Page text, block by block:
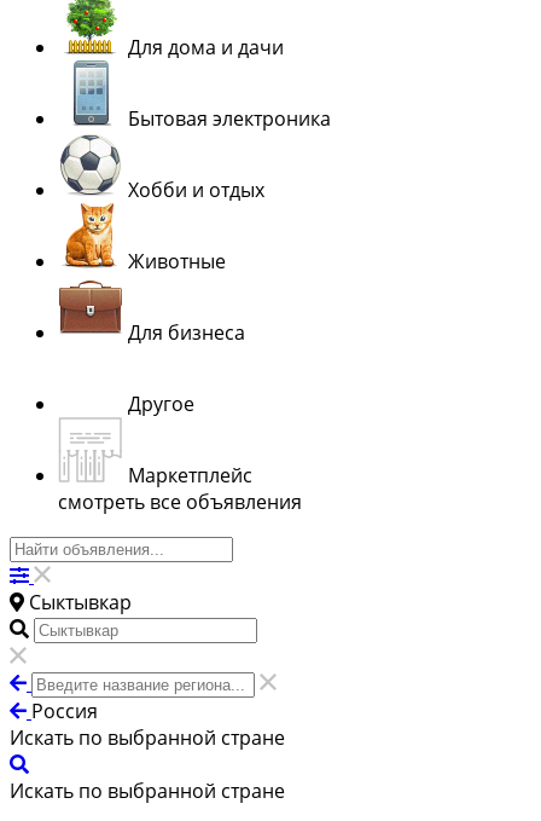
Для дома и дачи
Бытовая электроника
Хобби и отдых
Животные
Для бизнеса
Другое
Маркетплейс
смотреть все объявления
Сыктывкар
Россия
Искать по выбранной стране
Искать по выбранной стране